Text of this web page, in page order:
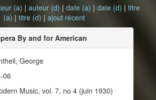
(a) | auteur (d) | date (a) | date (d) | titre
(a) | titre (d) | ajout récent
By and for American
George
06
Music, vol. 7, no 4 (juin 1930)